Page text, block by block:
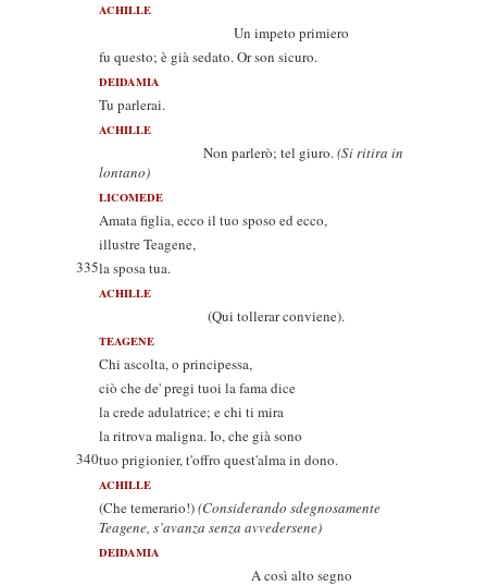
ACHILLE
Un impeto primiero
fu questo; è già sedato. Or son sicuro.
DEIDAMIA
Tu parlerai.
ACHILLE
Non parlerò; tel giuro.(Si ritira in
lontano)
LICOMEDE
Amata figlia, ecco il tuo sposo ed ecco,
illustre Teagene,
335la sposa tua.
ACHILLE
(Qui tollerar conviene).
TEAGENE
Chi ascolta, o principessa,
ciò che de' pregi tuoi la fama dice
la crede adulatrice; e chi ti mira
la ritrova maligna. Io, che già sono
340tuo prigionier, t'offro quest'alma in dono.
ACHILLE
(Che temerario!)(Considerando sdegnosamente
Teagene, s’avanza senza avvedersene)
DEIDAMIA
A così alto segno